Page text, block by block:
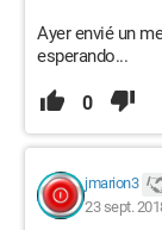
Ayer envié un
esperando...
0
jmarion3
23 sept.